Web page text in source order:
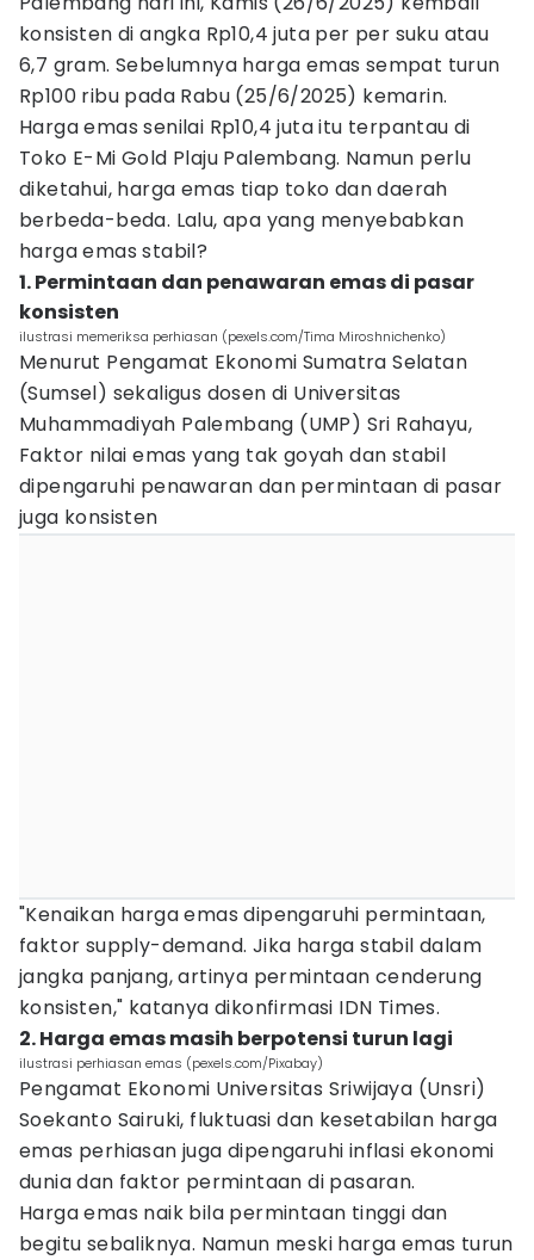
konsisten di angka Rp10,4 juta per per suku atau
6,7 gram. Sebelumnya harga emas sempat turun
Rp100 ribu pada Rabu (25/6/2025) kemarin.
Harga emas senilai Rp10,4 juta itu terpantau di
Toko E-Mi Gold Plaju Palembang. Namun perlu
diketahui, harga emas tiap toko dan daerah
berbeda-beda. Lalu, apa yang menyebabkan
harga emas stabil?
1. Permintaan dan penawaran emas di pasar
konsisten
ilustrasi memeriksa perhiasan (pexels.com/Tima Miroshnichenko)
Menurut Pengamat Ekonomi Sumatra Selatan
(Sumsel) sekaligus dosen di Universitas
Muhammadiyah Palembang (UMP) Sri Rahayu,
Faktor nilai emas yang tak goyah dan stabil
dipengaruhi penawaran dan permintaan di pasar
juga konsisten
"Kenaikan harga emas dipengaruhi permintaan,
faktor supply-demand. Jika harga stabil dalam
jangka panjang, artinya permintaan cenderung
konsisten," katanya dikonfirmasi IDN Times.
2. Harga emas masih berpotensi turun lagi
ilustrasi perhiasan emas (pexels.com/Pixabay)
Pengamat Ekonomi Universitas Sriwijaya (Unsri)
Soekanto Sairuki, fluktuasi dan kesetabilan harga
emas perhiasan juga dipengaruhi inflasi ekonomi
dunia dan faktor permintaan di pasaran.
Harga emas naik bila permintaan tinggi dan
begitu sebaliknya. Namun meski harga emas turun